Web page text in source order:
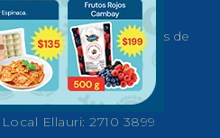
21:00 horas y Domingos de
Ellauri: 2710 3899